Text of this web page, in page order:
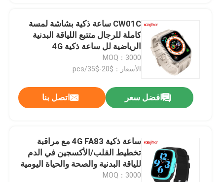
CW01C ساعة ذكية بشاشة لمسة
كاملة للرجال متتبع اللياقة البدنية
الرياضية لل ساعة ذكية 4G
MOQ：3000
الأسعار：$20-$35/pcs
افضل سعر اتصل بنا
ساعة ذكية 4G FA83 مع مراقبة
تخطيط القلب/الأكسجين في الدم
للياقة البدنية والصحة والحياة اليومية
MOQ：3000